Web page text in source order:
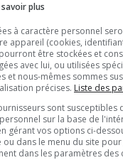
de nourriture
savoir plus
à caractère personnel
appareil (cookies,
être stockées et
avec lui, ou utilisées
et nous-mêmes sommes
précises. Liste des
sont susceptibles
sur la base de
gérant vos options ci-
ou dans le menu du site
dans les paramètres